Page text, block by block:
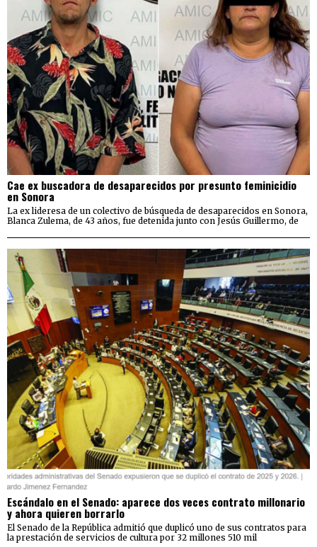
Cae ex buscadora de desaparecidos por presunto feminicidio
en Sonora
La ex lideresa de un colectivo de búsqueda de desaparecidos en Sonora,
Blanca Zulema, de 43 años, fue detenida junto con Jesús Guillermo, de
Escándalo en el Senado: aparece dos veces contrato millonario
y ahora quieren borrarlo
El Senado de la República admitió que duplicó uno de sus contratos para
la prestación de servicios de cultura por 32 millones 510 mil